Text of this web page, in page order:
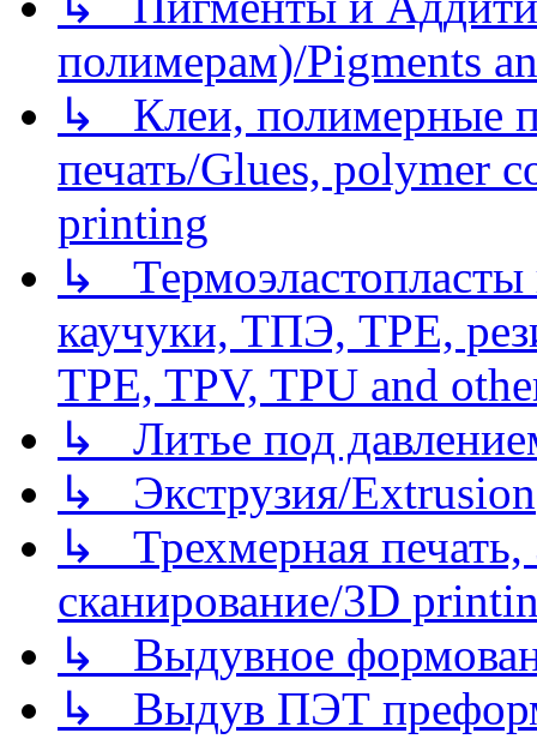
полимерам)/Pigments
↳ Клеи, полимерные
печать/Glues, polymer
printing
↳
каучуки, ТПЭ, TPE,
TPE, TPV, TPU and
↳ Литье под
↳ Экструзия/Extrusion
↳ Трехмерная
сканирование/3D
↳ Выдувное
↳ Выдув ПЭТ